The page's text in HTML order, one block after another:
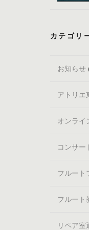
カテゴリ
お知らせ
アトリエ
オンライ
コンサー
フルート
フルート
リペア室